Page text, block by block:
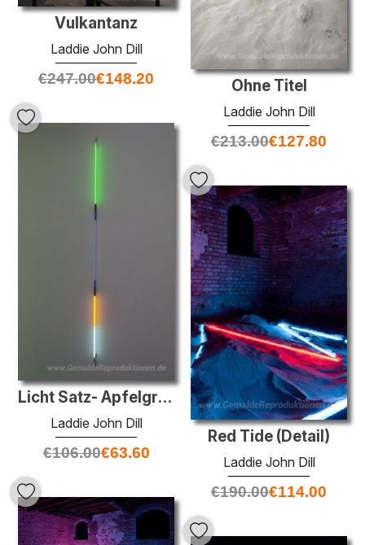
Ohne Titel
Laddie John Dill
€213.00€127.80
Vulkantanz
Laddie John Dill
€247.00€148.20
Licht Satz- Apfelgrün
Laddie John Dill
€106.00€63.60
Red Tide (Detail)
Laddie John Dill
€190.00€114.00